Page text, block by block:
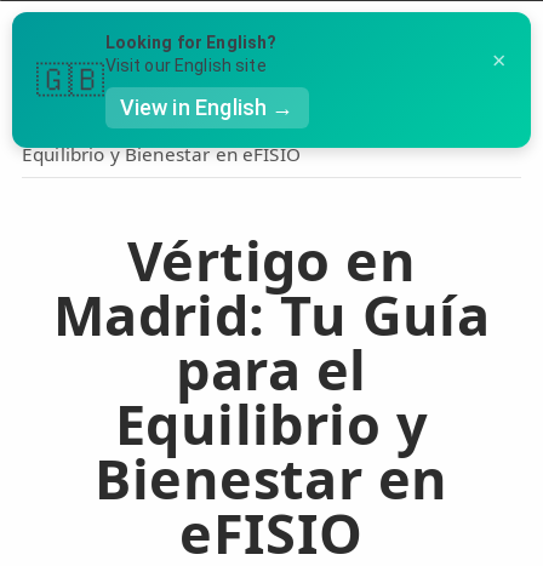
👤 Mi Cuenta
🤔 Preguntas Frecuentes
🔍 Buscador
👩‍⚕️ Fisioterapeutas
Llámanos al 91 005 23 63
Ubicación de nuestras clínicas
Preguntas Frecuentes
Clinicas ›
Vértigo en Madrid: Tu Guía para el
Equilibrio y Bienestar en eFISIO
Vértigo en
Madrid: Tu Guía
para el
Equilibrio y
Bienestar en
eFISIO
×
🇬🇧
Looking for English?
Visit our English site
View in English →